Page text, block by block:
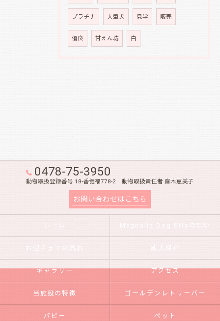
プラチナ 大型犬 見学 販売
優良 甘えん坊 白
0478-75-3950
動物取扱登録番号 18-香健福778-2 動物取扱責任者 齋木恵美子
お問い合わせはこちら
ホーム Magnolia Dog Siteの想い
お迎えまでの流れ 成犬紹介
ギャラリー アクセス
当施設の特徴 ゴールデンレトリーバー
パピー ペット